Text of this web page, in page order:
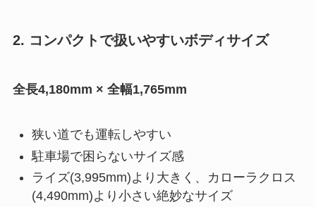
2. コンパクトで扱いやすいボディサイズ
全長4,180mm × 全幅1,765mm
狭い道でも運転しやすい
駐車場で困らないサイズ感
ライズ(3,995mm)より大きく、カローラクロス
(4,490mm)より小さい絶妙なサイズ